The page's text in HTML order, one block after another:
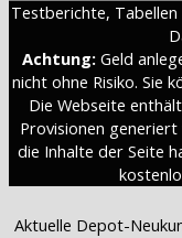
Testberichte,
Achtung: Geld
nicht ohne Risiko. Sie
Die Webseite
Provisionen
die Inhalte der Seite
Aktuelle Depot-